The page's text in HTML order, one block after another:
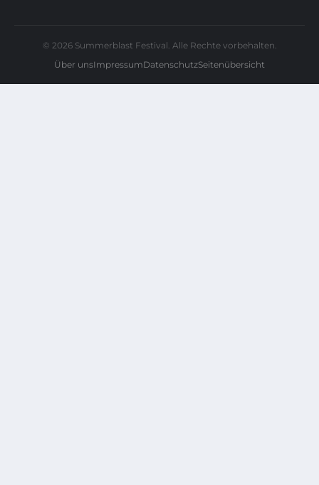
© 2026 Summerblast Festival. Alle Rechte vorbehalten.
Über unsImpressumDatenschutzSeitenübersicht